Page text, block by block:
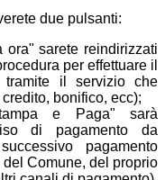
due pulsanti:
ora" sarete reindirizzati
per effettuare il
tramite il servizio che
bonifico, ecc);
e Paga" sarà
di pagamento da
pagamento
Comune, del proprio